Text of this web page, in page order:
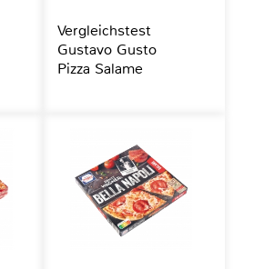
Vergleichstest
Gustavo Gusto
Pizza Salame